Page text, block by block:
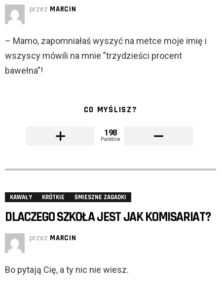
przez MARCIN
– Mamo, zapomniałaś wyszyć na metce moje imię i
wszyscy mówili na mnie ”trzydzieści procent
bawełna”!
CO MYŚLISZ?
198
Punktów
KAWAŁY KRÓTKIE ŚMIESZNE ZAGADKI
DLACZEGO SZKOŁA JEST JAK KOMISARIAT?
przez MARCIN
Bo pytają Cię, a ty nic nie wiesz.